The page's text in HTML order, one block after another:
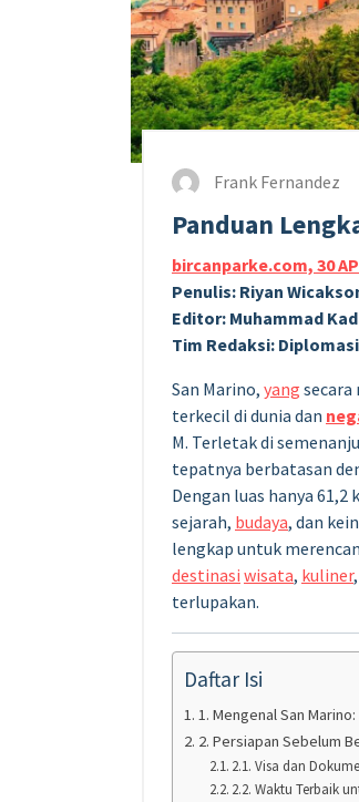
Frank Fernandez
Panduan
bircanparke.com, 30
Penulis: Riyan
Editor: Muhammad
Tim Redaksi:
San Marino, yang secara
terkecil di dunia dan
M. Terletak di
tepatnya berbatasan
Dengan luas hanya 61,2
sejarah, budaya, dan
lengkap untuk
destinasi wisata, kuliner
terlupakan.
Daftar Isi
1. Mengenal San
2. Persiapan Sebelum
2.1. Visa dan
2.2. Waktu Terbaik